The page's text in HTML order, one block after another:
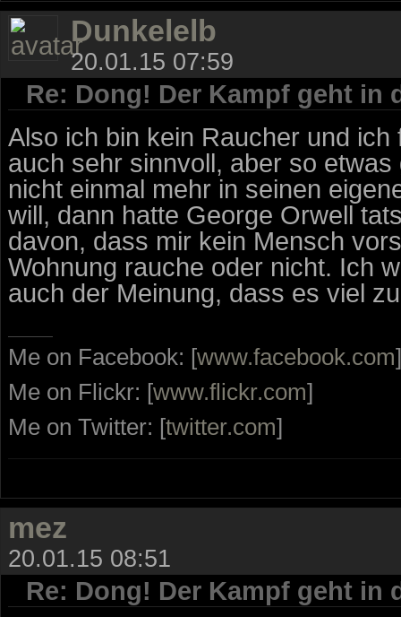
Dunkelelb
20.01.15 07:59
Re: Dong! Der Kampf geht in
Also ich bin kein Raucher und
auch sehr sinnvoll, aber so
nicht einmal mehr in seinen
will, dann hatte George Orwell
davon, dass mir kein Mensch
Wohnung rauche oder nicht. Ich
auch der Meinung, dass es viel
Me on Facebook: [www.facebook.com]
Me on Flickr: [www.flickr.com]
Me on Twitter: [twitter.com]
mez
20.01.15 08:51
Re: Dong! Der Kampf geht in